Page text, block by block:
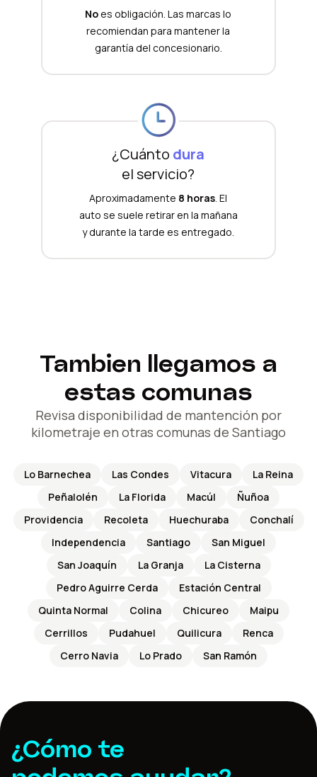
Noes obligación. Las marcas lo
recomiendan para mantener la
garantía del concesionario.
¿Cuánto dura
el servicio?
Aproximadamente 8 horas . El
auto se suele retirar en la mañana
y durante la tarde es entregado.
Tambien llegamos a
estas comunas
Revisa disponibilidad de mantención por
kilometraje en otras comunas de Santiago
Lo Barnechea Las Condes Vitacura
La Reina
Peñalolén
La Florida Macúl
Ñuñoa
Providencia
Recoleta Huechuraba
Conchalí
Independencia
Santiago
San Miguel
San Joaquín
La Granja
La Cisterna
Pedro Aguirre Cerda
Estación Central
Quinta Normal
Colina Chicureo
Maipu
Cerrillos
Pudahuel Quilicura
Renca
Cerro Navia
Lo Prado San Ramón
¿Cómo te